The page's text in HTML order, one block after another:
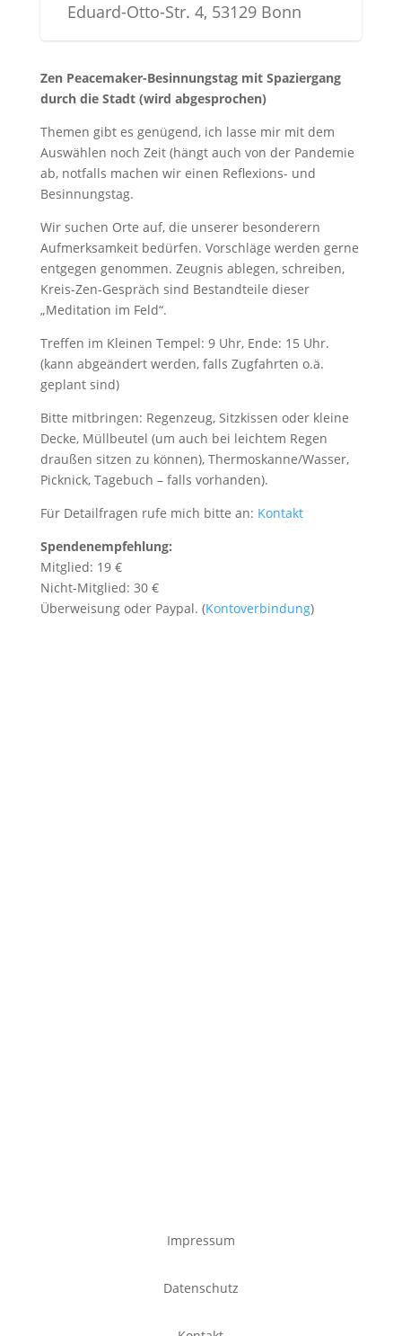
Eduard-Otto-Str. 4, 53129 Bonn
Zen Peacemaker-Besinnungstag mit Spaziergang
durch die Stadt (wird abgesprochen)
Themen gibt es genügend, ich lasse mir mit dem
Auswählen noch Zeit (hängt auch von der Pandemie
ab, notfalls machen wir einen Reflexions- und
Besinnungstag.
Wir suchen Orte auf, die unserer besonderern
Aufmerksamkeit bedürfen. Vorschläge werden gerne
entgegen genommen. Zeugnis ablegen, schreiben,
Kreis-Zen-Gespräch sind Bestandteile dieser
„Meditation im Feld“.
Treffen im Kleinen Tempel: 9 Uhr, Ende: 15 Uhr.
(kann abgeändert werden, falls Zugfahrten o.ä.
geplant sind)
Bitte mitbringen: Regenzeug, Sitzkissen oder kleine
Decke, Müllbeutel (um auch bei leichtem Regen
draußen sitzen zu können), Thermoskanne/Wasser,
Picknick, Tagebuch – falls vorhanden).
Für Detailfragen rufe mich bitte an: Kontakt
Spendenempfehlung:
Mitglied: 19 €
Nicht-Mitglied: 30 €
Überweisung oder Paypal. (Kontoverbindung)
Impressum
Datenschutz